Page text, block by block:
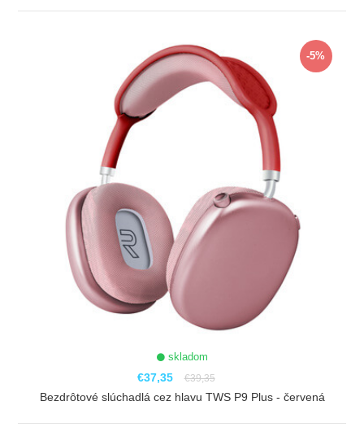
-5%
skladom
€37,35 €39,35
Bezdrôtové slúchadlá cez hlavu TWS P9 Plus - červená